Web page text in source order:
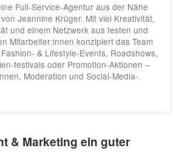
Full-Service-Agentur aus der Nähe
Jeannine Krüger. Mit viel Kreativität,
und einem Netzwerk aus festen und
Mitarbeiter:innen konzipiert das Team
& Lifestyle‑Events, Roadshows,
oder Promotion-Aktionen –
Moderation und Social-Media-
& Marketing ein guter